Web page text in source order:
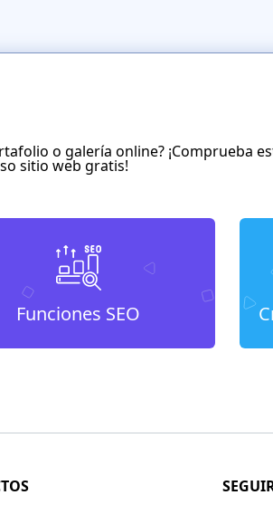
o galería online? ¡Comprueba
sitio web gratis!
Funciones SEO